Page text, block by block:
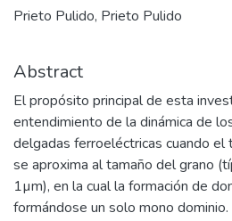
Prieto Pulido, Prieto Pulido
Abstract
El propósito principal de esta
entendimiento de la dinámica de
delgadas ferroeléctricas cuando el
se aproxima al tamaño del grano
1µm), en la cual la formación de
formándose un solo mono